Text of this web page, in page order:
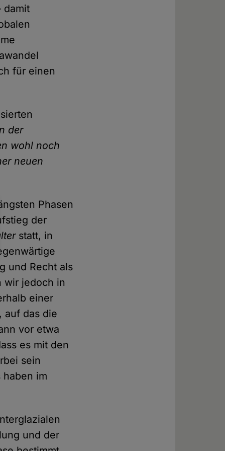
damit
für einen
der
wohl noch
neuen
Phasen
der
statt, in
und Recht als
wir jedoch in
einer
, auf das die
vor etwa
es mit den
sein
haben im
und der